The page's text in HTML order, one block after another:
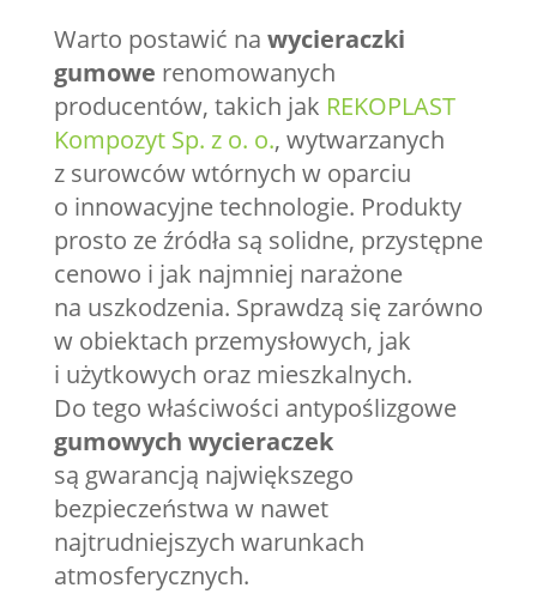
Warto postawić na wycieraczki
gumowe renomowanych
producentów, takich jak REKOPLAST
Kompozyt Sp. z o. o., wytwarzanych
z surowców wtórnych w oparciu
o innowacyjne technologie. Produkty
prosto ze źródła są solidne, przystępne
cenowo i jak najmniej narażone
na uszkodzenia. Sprawdzą się zarówno
w obiektach przemysłowych, jak
i użytkowych oraz mieszkalnych.
Do tego właściwości antypoślizgowe
gumowych wycieraczek
są gwarancją największego
bezpieczeństwa w nawet
najtrudniejszych warunkach
atmosferycznych.